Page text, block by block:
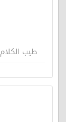
طيب الكلام 514